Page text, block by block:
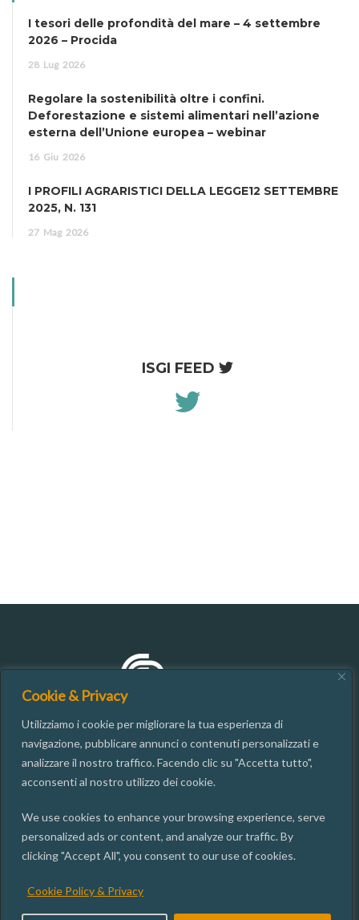
Cookie & Privacy
Utilizziamo i cookie per migliorare la tua esperienza di
navigazione, pubblicare annunci o contenuti personalizzati e
analizzare il nostro traffico. Facendo clic su "Accetta tutto",
acconsenti al nostro utilizzo dei cookie.
We use cookies to enhance your browsing experience, serve
personalized ads or content, and analyze our traffic. By
clicking "Accept All", you consent to our use of cookies.
Cookie Policy & Privacy
I tesori delle profondità del mare – 4 settembre
2026 – Procida
28 Lug 2026
Regolare la sostenibilità oltre i confini.
Deforestazione e sistemi alimentari nell’azione
esterna dell’Unione europea – webinar
16 Giu 2026
I PROFILI AGRARISTICI DELLA LEGGE12 SETTEMBRE
2025, N. 131
27 Mag 2026
ISGI FEED
CONTATTI
06.49937667